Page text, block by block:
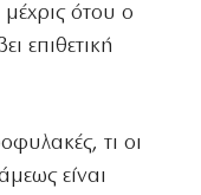
μέχρις ότου ο
επιθετική
τι οι
είναι